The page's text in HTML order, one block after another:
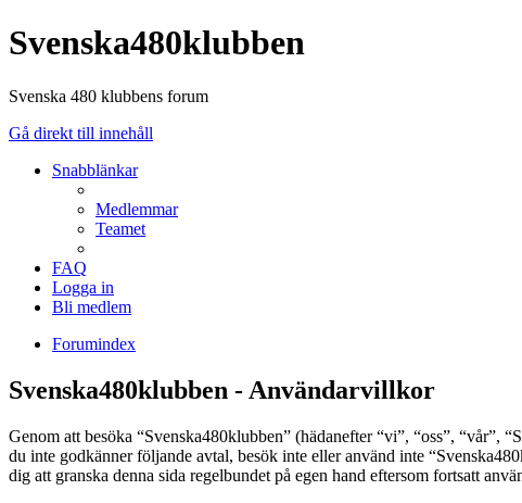
Svenska480klubben
Svenska 480 klubbens forum
Gå direkt till innehåll
Snabblänkar
Medlemmar
Teamet
FAQ
Logga in
Bli medlem
Forumindex
Svenska480klubben - Användarvillkor
Genom att besöka “Svenska480klubben” (hädanefter “vi”, “oss”,
du inte godkänner följande avtal, besök inte eller använd inte
dig att granska denna sida regelbundet på egen hand eftersom fortsatt